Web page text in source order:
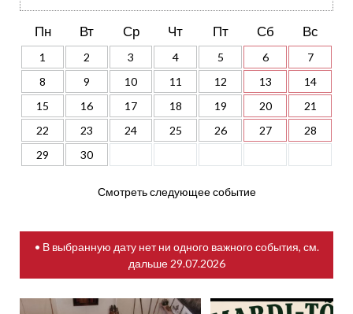
Пн Вт Ср Чт Пт Сб Вс
1 2 3 4 5 6
7
8
9 10 11 12 13
14
15
16 17 18 19 20
21
22
23 24 25 26 27
28
29
30
Смотреть следующее событие
• В выбранную дату нет ни одного важного события, см.
дальше 29.07.2026